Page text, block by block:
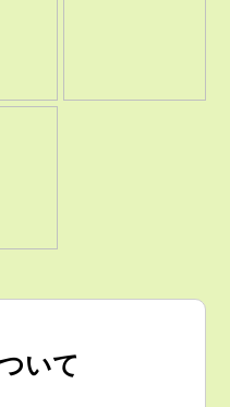
いて